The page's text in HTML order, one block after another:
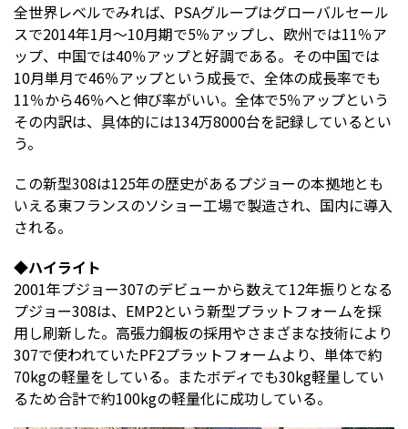
全世界レベルでみれば、PSAグループはグローバルセール
スで2014年1月～10月期で5％アップし、欧州では11％ア
ップ、中国では40％アップと好調である。その中国では
10月単月で46％アップという成長で、全体の成長率でも
11％から46％へと伸び率がいい。全体で5％アップという
その内訳は、具体的には134万8000台を記録しているとい
う。
この新型308は125年の歴史があるプジョーの本拠地とも
いえる東フランスのソショー工場で製造され、国内に導入
される。
◆ハイライト
2001年プジョー307のデビューから数えて12年振りとなる
プジョー308は、EMP2という新型プラットフォームを採
用し刷新した。高張力鋼板の採用やさまざまな技術により
307で使われていたPF2プラットフォームより、単体で約
70kgの軽量をしている。またボディでも30kg軽量してい
るため合計で約100kgの軽量化に成功している。